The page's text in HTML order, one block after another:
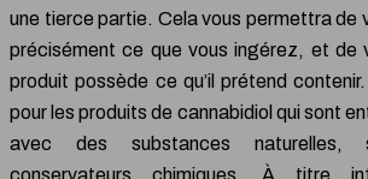
une tierce partie. Cela vous permettra de
précisément ce que vous ingérez, et de
produit possède ce qu’il prétend
pour les produits de cannabidiol qui sont
avec des substances naturelles,